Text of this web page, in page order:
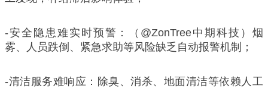
-安全隐患难实时预警：（@ZonTree中期科技）烟
雾、人员跌倒、紧急求助等风险缺乏自动报警机制；
-清洁服务难响应：除臭、消杀、地面清洁等依赖人工